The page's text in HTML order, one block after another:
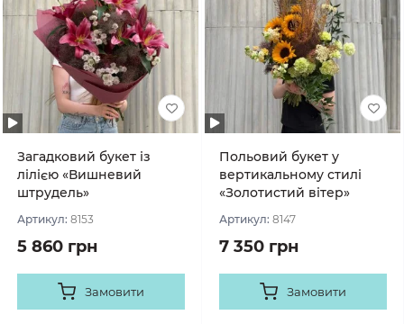
Загадковий букет із
лілією «Вишневий
штрудель»
Артикул: 8153
5 860 грн
Замовити
Польовий букет у
вертикальному стилі
«Золотистий вітер»
Артикул: 8147
7 350 грн
Замовити